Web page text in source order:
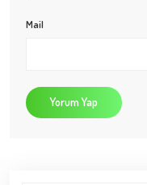
Mail
Yorum Yap